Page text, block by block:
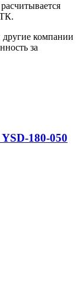
компании
за
180-050